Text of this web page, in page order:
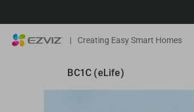
| Creating Easy Smart Homes
BC1C (eLife)